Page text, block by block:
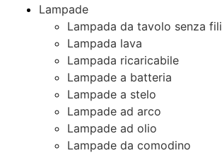
Lampade
Lampada da tavolo senza fili
Lampada lava
Lampada ricaricabile
Lampade a batteria
Lampade a stelo
Lampade ad arco
Lampade ad olio
Lampade da comodino